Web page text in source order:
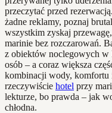
przeczytać przed
żadne reklamy, poznaj
wszystkim zyskaj
marinie bez rozczarowań.
z obiektów noclegowych w
osób – a coraz większa
kombinacji wody, komfortu
rzeczywiście hotel przy
lekturze, bo prawda – jak
chłodna.